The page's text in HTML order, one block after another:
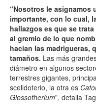
“Nosotros le asignamos
importante, con lo cual,
hallazgos es que se
al gremio de lo que
hacían las madrigueras,
tamaños. Las más
diámetro en algunos
terrestres gigantes,
scelidoterio, la otra es
Glossotherium”, detalla